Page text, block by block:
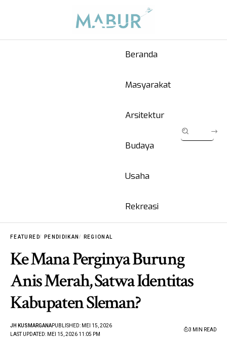
Beranda
Masyarakat
Arsitektur
Budaya
Usaha
Rekreasi
FEATURED PENDIDIKAN REGIONAL
Ke Mana Perginya Burung
Anis Merah, Satwa Identitas
Kabupaten Sleman?
LAST UPDATED: MEI 15, 2026 11:05 PM
JH KUSMARGANAPUBLISHED: MEI 15, 2026
3 MIN READ